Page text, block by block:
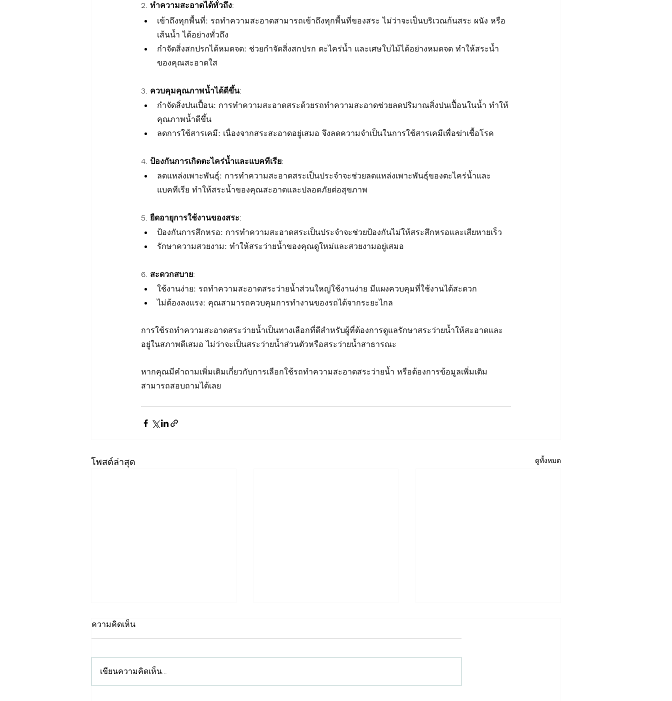
2. ทำความสะอาดได้ทั่วถึง:
เข้าถึงทุกพื้นที่: รถทำความสะอาดสามารถเข้าถึงทุกพื้นที่ของสระ ไม่ว่าจะเป็นบริเวณก้นสระ ผนัง หรือ
เส้นน้ำ ได้อย่างทั่วถึง
กำจัดสิ่งสกปรกได้หมดจด: ช่วยกำจัดสิ่งสกปรก ตะไคร่น้ำ และเศษใบไม้ได้อย่างหมดจด ทำให้สระน้ำ
ของคุณสะอาดใส
3. ควบคุมคุณภาพน้ำได้ดีขึ้น:
กำจัดสิ่งปนเปื้อน: การทำความสะอาดสระด้วยรถทำความสะอาดช่วยลดปริมาณสิ่งปนเปื้อนในน้ำ ทำให้
คุณภาพน้ำดีขึ้น
ลดการใช้สารเคมี: เนื่องจากสระสะอาดอยู่เสมอ จึงลดความจำเป็นในการใช้สารเคมีเพื่อฆ่าเชื้อโรค
4. ป้องกันการเกิดตะไคร่น้ำและแบคทีเรีย:
ลดแหล่งเพาะพันธุ์: การทำความสะอาดสระเป็นประจำจะช่วยลดแหล่งเพาะพันธุ์ของตะไคร่น้ำและ
แบคทีเรีย ทำให้สระน้ำของคุณสะอาดและปลอดภัยต่อสุขภาพ
5. ยืดอายุการใช้งานของสระ:
ป้องกันการสึกหรอ: การทำความสะอาดสระเป็นประจำจะช่วยป้องกันไม่ให้สระสึกหรอและเสียหายเร็ว
รักษาความสวยงาม: ทำให้สระว่ายน้ำของคุณดูใหม่และสวยงามอยู่เสมอ
6. สะดวกสบาย:
ใช้งานง่าย: รถทำความสะอาดสระว่ายน้ำส่วนใหญ่ใช้งานง่าย มีแผงควบคุมที่ใช้งานได้สะดวก
ไม่ต้องลงแรง: คุณสามารถควบคุมการทำงานของรถได้จากระยะไกล
การใช้รถทำความสะอาดสระว่ายน้ำเป็นทางเลือกที่ดีสำหรับผู้ที่ต้องการดูแลรักษาสระว่ายน้ำให้สะอาดและ
อยู่ในสภาพดีเสมอ ไม่ว่าจะเป็นสระว่ายน้ำส่วนตัวหรือสระว่ายน้ำสาธารณะ
หากคุณมีคำถามเพิ่มเติมเกี่ยวกับการเลือกใช้รถทำความสะอาดสระว่ายน้ำ หรือต้องการข้อมูลเพิ่มเติม
สามารถสอบถามได้เลย
โพสต์ล่าสุด ดูทั้งหมด
ทำไมต้อง กรดเกลือ 35%
ความคิดเห็น
เขียนความคิดเห็น…